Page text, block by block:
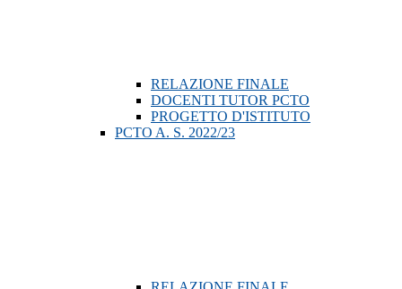
RELAZIONE FINALE
DOCENTI TUTOR PCTO
PROGETTO D'ISTITUTO
PCTO A. S. 2022/23